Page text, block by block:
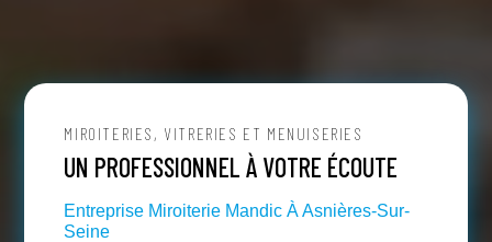
MIROITERIES, VITRERIES ET MENUISERIES
UN PROFESSIONNEL À VOTRE ÉCOUTE
Entreprise Miroiterie Mandic À Asnières-Sur-
Seine